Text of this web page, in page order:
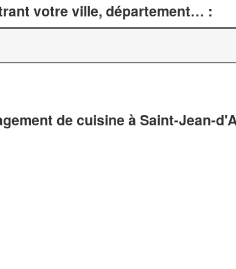
votre ville, département… :
de cuisine à Saint-Jean-